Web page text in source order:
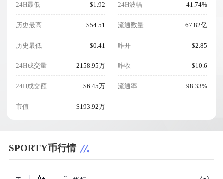
24H最低 $1.92
历史最高 $54.51
历史最低 $0.41
24H成交量 2158.95万
24H成交额 $6.45万
市值 $193.92万
24H波幅 41.74%
流通数量 67.82亿
昨开 $2.85
昨收 $10.6
流通率 98.33%
SPORTY币行情